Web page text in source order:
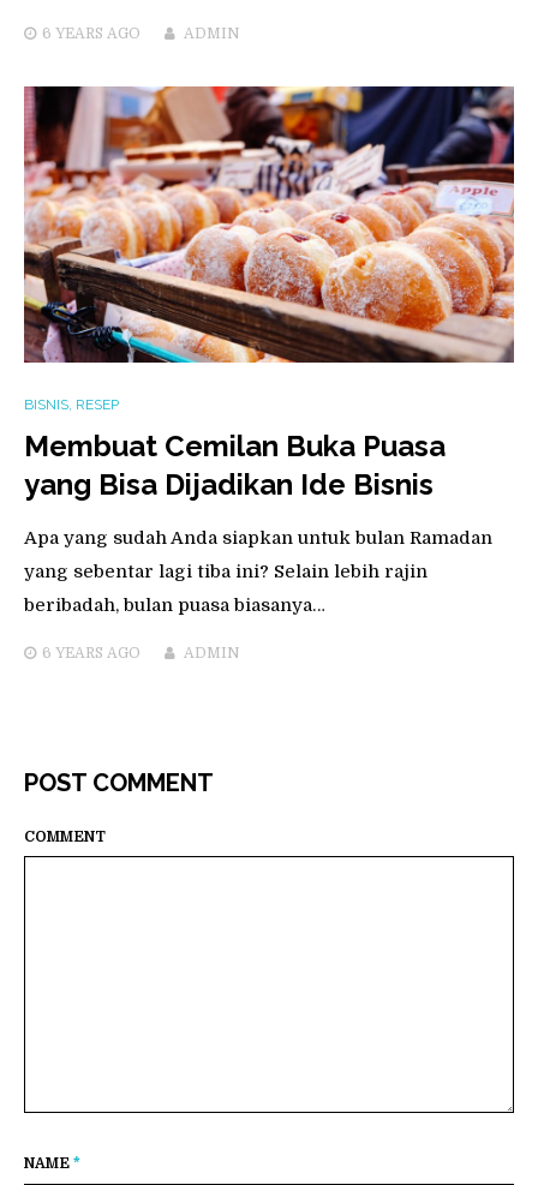
6 YEARS AGO ADMIN
BISNIS, RESEP
Membuat Cemilan Buka Puasa
yang Bisa Dijadikan Ide Bisnis
Apa yang sudah Anda siapkan untuk bulan Ramadan
yang sebentar lagi tiba ini? Selain lebih rajin
beribadah, bulan puasa biasanya…
6 YEARS AGO ADMIN
POST COMMENT
COMMENT
NAME *